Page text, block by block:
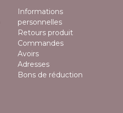
Informations
personnelles
Retours produit
Commandes
Avoirs
Adresses
Bons de réduction